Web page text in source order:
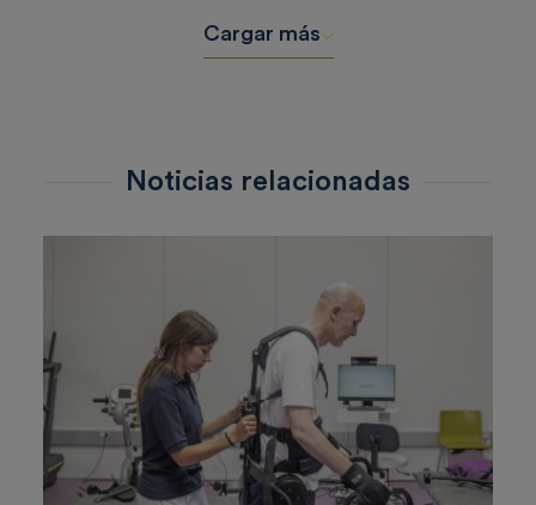
Cargar más
Noticias relacionadas